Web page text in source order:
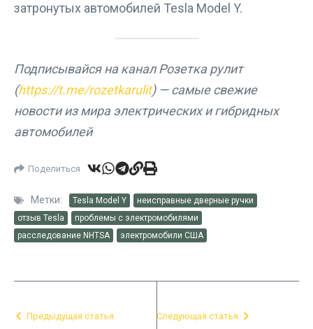
затронутых автомобилей Tesla Model Y.
Подписывайся на канал Розетка рулит
(https://t.me/rozetkarulit) — самые свежие
новости из мира электрических и гибридных
автомобилей
Поделиться
Метки: Tesla Model Y
неисправные дверные ручки
отзыв Tesla
проблемы с электромобилями
расследование NHTSA
электромобили США
Предыдущая статья Следующая статья